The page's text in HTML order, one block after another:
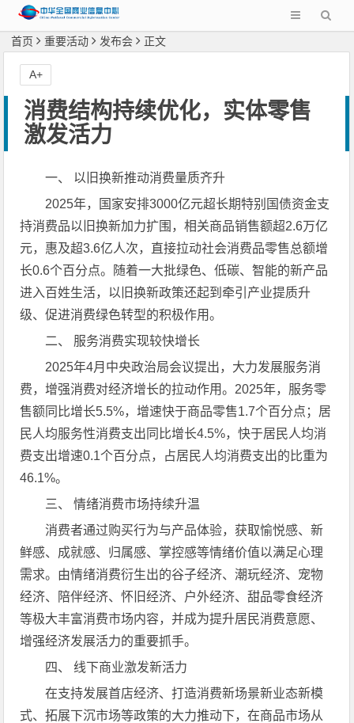
首页 重要活动 发布会 正文
消费结构持续优化，实体零售
激发活力
一、 以旧换新推动消费量质齐升
2025年，国家安排3000亿元超长期特别国债资金支
持消费品以旧换新加力扩围，相关商品销售额超2.6万亿
元，惠及超3.6亿人次，直接拉动社会消费品零售总额增
长0.6个百分点。随着一大批绿色、低碳、智能的新产品
进入百姓生活，以旧换新政策还起到牵引产业提质升
级、促进消费绿色转型的积极作用。
二、 服务消费实现较快增长
2025年4月中央政治局会议提出，大力发展服务消
费，增强消费对经济增长的拉动作用。2025年，服务零
售额同比增长5.5%，增速快于商品零售1.7个百分点；居
民人均服务性消费支出同比增长4.5%，快于居民人均消
费支出增速0.1个百分点，占居民人均消费支出的比重为
46.1%。
三、 情绪消费市场持续升温
消费者通过购买行为与产品体验，获取愉悦感、新
鲜感、成就感、归属感、掌控感等情绪价值以满足心理
需求。由情绪消费衍生出的谷子经济、潮玩经济、宠物
经济、陪伴经济、怀旧经济、户外经济、甜品零食经济
等极大丰富消费市场内容，并成为提升居民消费意愿、
增强经济发展活力的重要抓手。
四、 线下商业激发新活力
在支持发展首店经济、打造消费新场景新业态新模
式、拓展下沉市场等政策的大力推动下，在商品市场从
A+